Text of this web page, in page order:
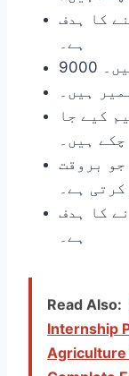
قرضے دینے کا ہدف
ہے۔
کیے جا
چکے ہیں۔
شرح 99.9% ہے جو بروقت
ہے۔
کرنے کا ہدف
ہے۔
Read Also:
Internship
Agriculture